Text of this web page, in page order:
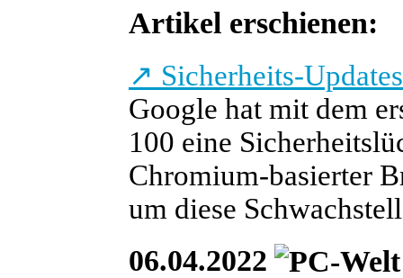
Artikel erschienen:
↗ Sicherheits-
Google hat mit dem
100 eine
Chromium-basierter
um diese
06.04.2022